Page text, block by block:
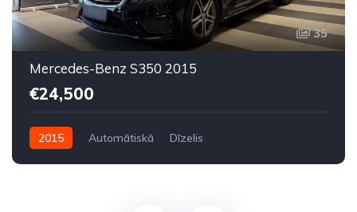
35
Mercedes-Benz S350 2015
€24,500
2015 Automātiskā
Dīzelis